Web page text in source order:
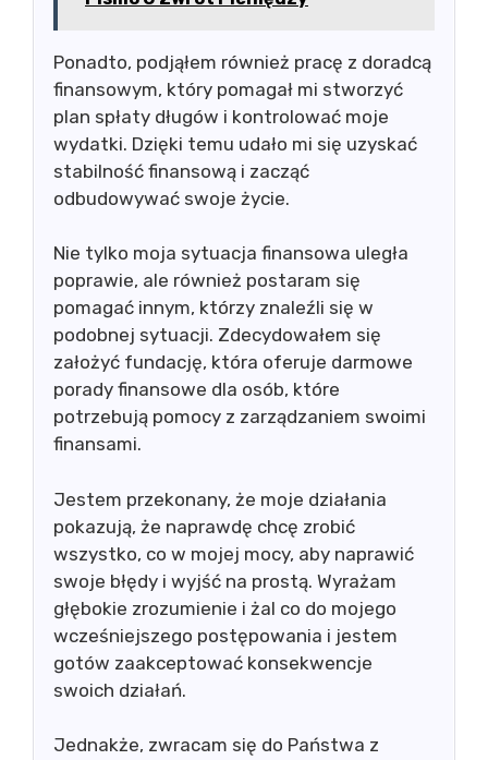
Ponadto, podjąłem również pracę z doradcą
finansowym, który pomagał mi stworzyć
plan spłaty długów i kontrolować moje
wydatki. Dzięki temu udało mi się uzyskać
stabilność finansową i zacząć
odbudowywać swoje życie.
Nie tylko moja sytuacja finansowa uległa
poprawie, ale również postaram się
pomagać innym, którzy znaleźli się w
podobnej sytuacji. Zdecydowałem się
założyć fundację, która oferuje darmowe
porady finansowe dla osób, które
potrzebują pomocy z zarządzaniem swoimi
finansami.
Jestem przekonany, że moje działania
pokazują, że naprawdę chcę zrobić
wszystko, co w mojej mocy, aby naprawić
swoje błędy i wyjść na prostą. Wyrażam
głębokie zrozumienie i żal co do mojego
wcześniejszego postępowania i jestem
gotów zaakceptować konsekwencje
swoich działań.
Jednakże, zwracam się do Państwa z